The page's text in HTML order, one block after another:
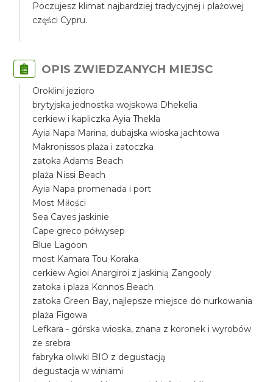
Poczujesz klimat najbardziej tradycyjnej i plażowej
części Cypru.
OPIS ZWIEDZANYCH MIEJSC
Oroklini jezioro
brytyjska jednostka wojskowa Dhekelia
cerkiew i kapliczka Ayia Thekla
Ayia Napa Marina, dubajska wioska jachtowa
Makronissos plaża i zatoczka
zatoka Adams Beach
plaża Nissi Beach
Ayia Napa promenada i port
Most Miłości
Sea Caves jaskinie
Cape greco półwysep
Blue Lagoon
most Kamara Tou Koraka
cerkiew Agioi Anargiroi z jaskinią Zangooly
zatoka i plaża Konnos Beach
zatoka Green Bay, najlepsze miejsce do nurkowania
plaża Figowa
Lefkara - górska wioska, znana z koronek i wyrobów
ze srebra
fabryka oliwki BIO z degustacją
degustacja w winiarni